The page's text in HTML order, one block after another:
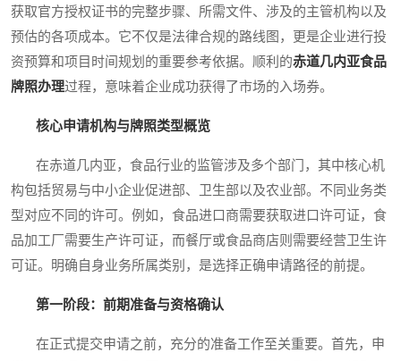
获取官方授权证书的完整步骤、所需文件、涉及的主管机构以及
预估的各项成本。它不仅是法律合规的路线图，更是企业进行投
资预算和项目时间规划的重要参考依据。顺利的赤道几内亚食品
牌照办理过程，意味着企业成功获得了市场的入场券。
核心申请机构与牌照类型概览
在赤道几内亚，食品行业的监管涉及多个部门，其中核心机
构包括贸易与中小企业促进部、卫生部以及农业部。不同业务类
型对应不同的许可。例如，食品进口商需要获取进口许可证，食
品加工厂需要生产许可证，而餐厅或食品商店则需要经营卫生许
可证。明确自身业务所属类别，是选择正确申请路径的前提。
第一阶段：前期准备与资格确认
在正式提交申请之前，充分的准备工作至关重要。首先，申